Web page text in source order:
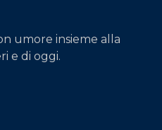
umore insieme alla
e di oggi.